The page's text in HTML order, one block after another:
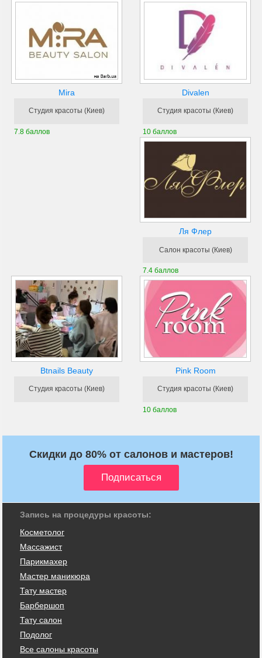
Mira
Студия красоты (Киев)
7.8 баллов
Divalen
Студия красоты (Киев)
10 баллов
Ля Флер
Салон красоты (Киев)
7.4 баллов
Btnails Beauty
Студия красоты (Киев)
Pink Room
Студия красоты (Киев)
10 баллов
Скидки до 80% от салонов и мастеров!
Запись на процедуры красоты:
Косметолог
Массажист
Парикмахер
Мастер маникюра
Тату мастер
Барбершоп
Тату салон
Подолог
Все салоны красоты